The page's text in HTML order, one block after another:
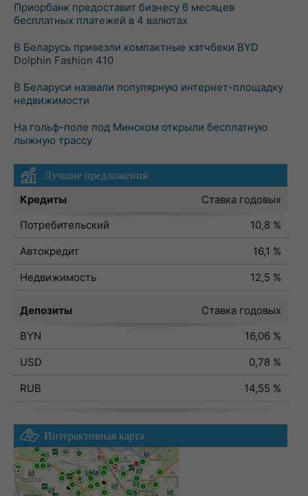
Приорбанк предоставит бизнесу 6 месяцев
бесплатных платежей в 4 валютах
В Беларусь привезли компактные хэтчбеки BYD
Dolphin Fashion 410
В Беларуси назвали популярную интернет-площадку
недвижимости
На гольф-поле под Минском открыли бесплатную
лыжную трассу
Лучшие предложения
Кредиты
Ставка годовых
Потребительский
10,8 %
Автокредит
16,1 %
Недвижимость
12,5 %
Депозиты
Ставка годовых
BYN
16,06 %
USD
0,78 %
RUB
14,55 %
Интерактивная карта